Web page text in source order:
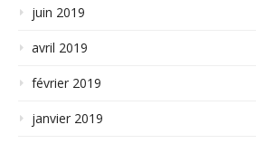
juin 2019
avril 2019
février 2019
janvier 2019